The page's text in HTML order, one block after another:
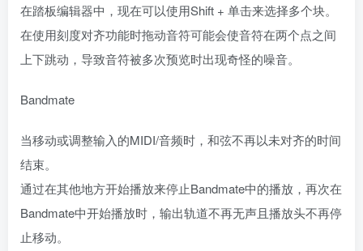
在踏板编辑器中，现在可以使用Shift + 单击来选择多个块。
在使用刻度对齐功能时拖动音符可能会使音符在两个点之间
上下跳动，导致音符被多次预览时出现奇怪的噪音。
Bandmate
当移动或调整输入的MIDI/音频时，和弦不再以未对齐的时间
结束。
通过在其他地方开始播放来停止Bandmate中的播放，再次在
Bandmate中开始播放时，输出轨道不再无声且播放头不再停
止移动。